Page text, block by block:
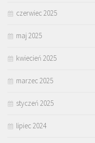
czerwiec 2025
maj 2025
kwiecień 2025
marzec 2025
styczeń 2025
lipiec 2024